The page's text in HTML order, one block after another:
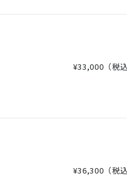
¥33,000 （税
¥36,300 （税